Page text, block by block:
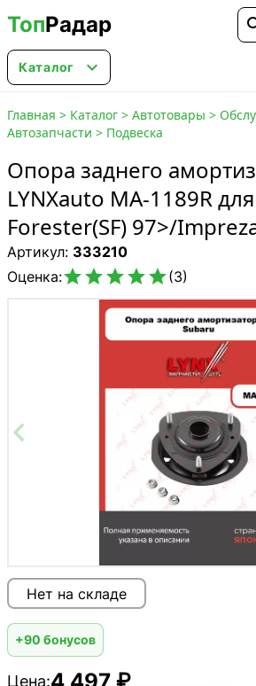
ТопРадар
Каталог 
Главная > Каталог > Автотовары >
Автозапчасти > Подвеска
Опора заднего
LYNXauto MA-1189R
Forester(SF) 97>/
Артикул: 333210
Оценка:(3)
Нет на складе
+90 бонусов
Цена: